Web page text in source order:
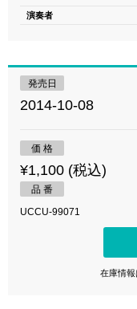
演奏者
発売日
2014-10-08
価 格
¥1,100 (税込)
品 番
UCCU-99071
在庫情報